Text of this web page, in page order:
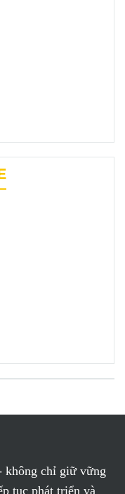
không chỉ giữ vững
tục phát triển và